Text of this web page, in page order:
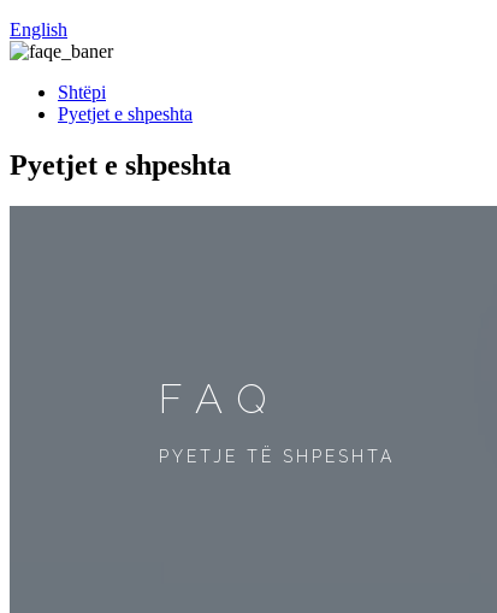
English
Shtëpi
Pyetjet e shpeshta
Pyetjet e shpeshta
FAQ
PYETJE TË SHPESHTA